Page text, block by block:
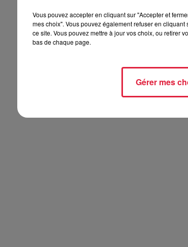
Vous pouvez accepter en cliquant sur "Accepter et
mes choix". Vous pouvez également refuser en
ce site. Vous pouvez mettre à jour vos choix, ou retirer
bas de chaque page.
Gérer mes